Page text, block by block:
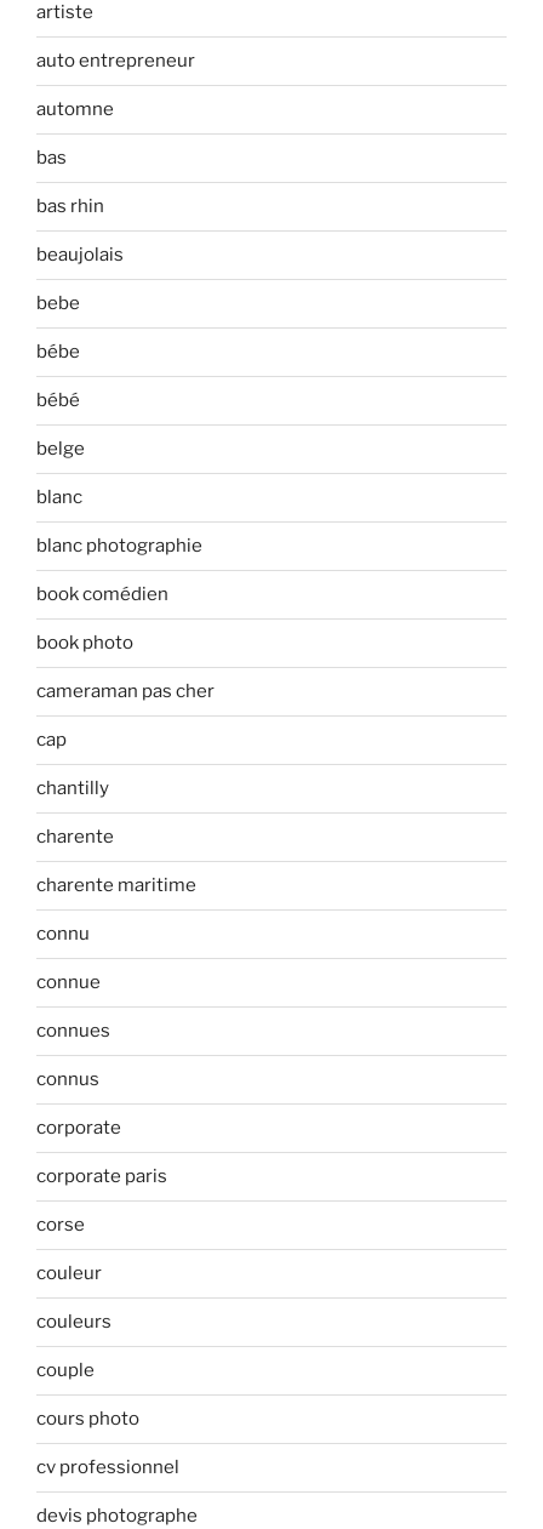
artiste
auto entrepreneur
automne
bas
bas rhin
beaujolais
bebe
bébe
bébé
belge
blanc
blanc photographie
book comédien
book photo
cameraman pas cher
cap
chantilly
charente
charente maritime
connu
connue
connues
connus
corporate
corporate paris
corse
couleur
couleurs
couple
cours photo
cv professionnel
devis photographe